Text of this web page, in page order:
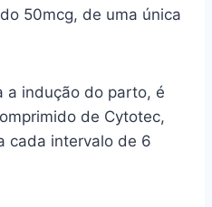
50mcg, de uma única
a indução do parto, é
de Cytotec,
cada intervalo de 6